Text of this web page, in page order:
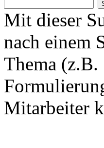
Mit dieser
nach einem
Thema
Mitarbeiter